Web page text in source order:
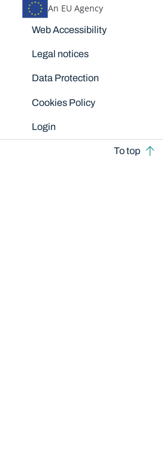
An EU Agency
Disclaimers
Web Accessibility
Legal notices
Data Protection
Cookies Policy
Login
To top